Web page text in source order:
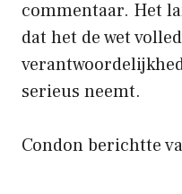
commentaar. Het
dat het de wet
serieus neemt.
Condon berichtte